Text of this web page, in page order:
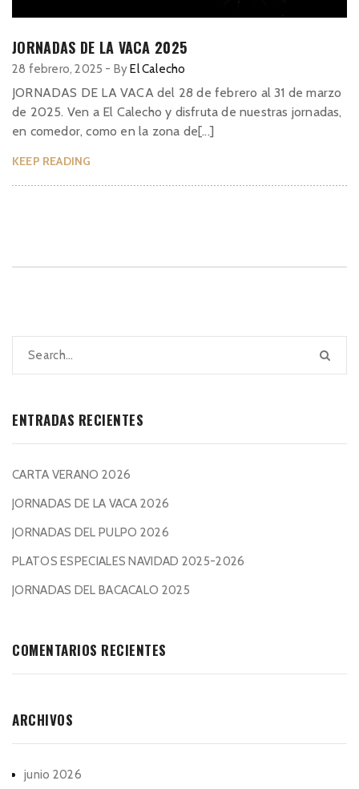
JORNADAS DE LA VACA 2025
28 febrero, 2025 - By El Calecho
JORNADAS DE LA VACA del 28 de febrero al 31 de marzo
de 2025. Ven a El Calecho y disfruta de nuestras jornadas,
en comedor, como en la zona de[...]
KEEP READING
ENTRADAS RECIENTES
CARTA VERANO 2026
JORNADAS DE LA VACA 2026
JORNADAS DEL PULPO 2026
PLATOS ESPECIALES NAVIDAD 2025-2026
JORNADAS DEL BACACALO 2025
COMENTARIOS RECIENTES
ARCHIVOS
junio 2026